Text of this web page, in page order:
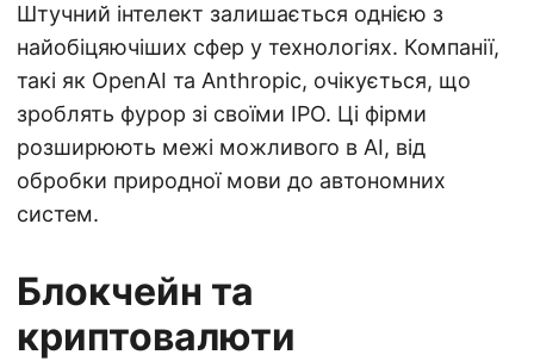
Штучний інтелект залишається однією з
найобіцяючіших сфер у технологіях. Компанії,
такі як OpenAI та Anthropic, очікується, що
зроблять фурор зі своїми IPO. Ці фірми
розширюють межі можливого в AI, від
обробки природної мови до автономних
систем.
Блокчейн та
криптовалюти